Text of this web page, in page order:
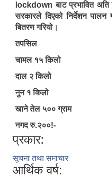
lockdown बाट प्रभावित अति
सरकारले दिएको निर्देशन पालन
बितरण गरियो।
तपसिल
चामल १५ किलो
दाल २ किलो
नुन १ किलो
खाने तेल ५०० ग्राम
नगद रु.२००!-
प्रकार:
सूचना तथा समाचार
आर्थिक वर्ष: